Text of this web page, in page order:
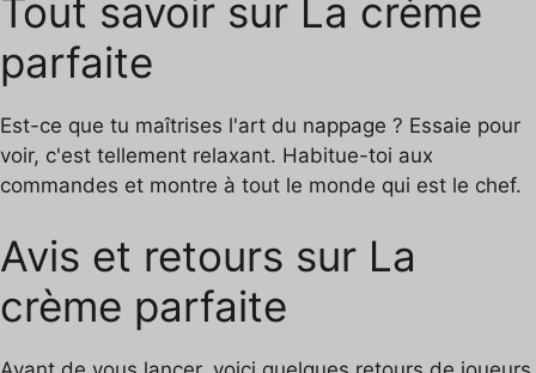
Tout savoir sur La crème
parfaite
Est-ce que tu maîtrises l'art du nappage ? Essaie pour
voir, c'est tellement relaxant. Habitue-toi aux
commandes et montre à tout le monde qui est le chef.
Avis et retours sur La
crème parfaite